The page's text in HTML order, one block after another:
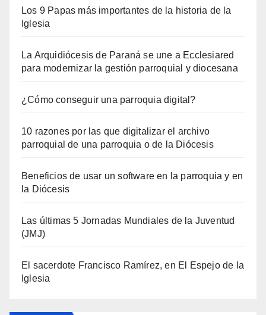
Los 9 Papas más importantes de la historia de la
Iglesia
La Arquidiócesis de Paraná se une a Ecclesiared
para modernizar la gestión parroquial y diocesana
¿Cómo conseguir una parroquia digital?
10 razones por las que digitalizar el archivo
parroquial de una parroquia o de la Diócesis
Beneficios de usar un software en la parroquia y en
la Diócesis
Las últimas 5 Jornadas Mundiales de la Juventud
(JMJ)
El sacerdote Francisco Ramírez, en El Espejo de la
Iglesia